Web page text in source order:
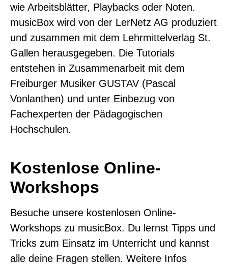
wie Arbeitsblätter, Playbacks oder Noten.
musicBox wird von der LerNetz AG produziert
und zusammen mit dem Lehrmittelverlag St.
Gallen herausgegeben. Die Tutorials
entstehen in Zusammenarbeit mit dem
Freiburger Musiker GUSTAV (Pascal
Vonlanthen) und unter Einbezug von
Fachexperten der Pädagogischen
Hochschulen.
Kostenlose Online-
Workshops
Besuche unsere kostenlosen Online-
Workshops zu musicBox. Du lernst Tipps und
Tricks zum Einsatz im Unterricht und kannst
alle deine Fragen stellen. Weitere Infos